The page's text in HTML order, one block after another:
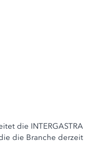
die INTERGASTRA
die Branche derzeit